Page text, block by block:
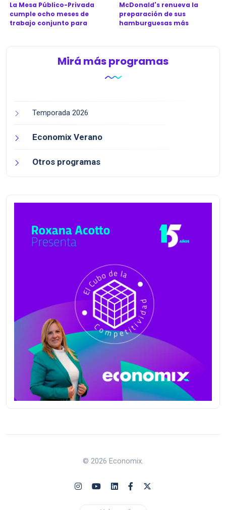
La Mesa Público-Privada
cumple ocho meses de
trabajo conjunto para
McDonald's renueva la
preparación de sus
hamburguesas más
Mirá más programas
Temporada 2026
Economix Verano
Otros programas
© 2026 Economix.